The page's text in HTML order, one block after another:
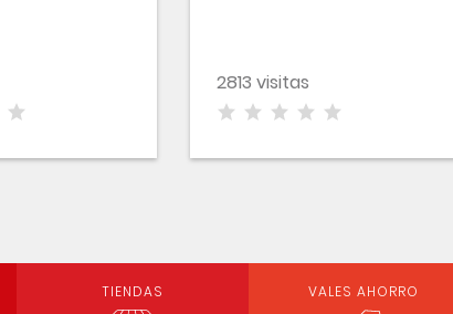
2813 visitas
TIENDAS VALES AHORRO